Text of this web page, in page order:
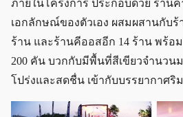
ภายในโครงการ ประกอบด้วย ร้าน
เอกลักษณ์ของตัวเอง ผสมผสานกับ
ร้าน และร้านคีออสอีก 14 ร้าน พร้อ
200 คัน บวกกับมีพื้นที่สีเขียวจำนวน
โปร่งและสดชื่น เข้ากับบรรยากาศริ